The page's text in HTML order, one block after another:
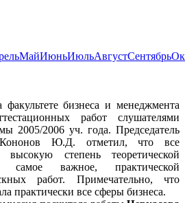
МайИюньИюльАвгустСентябрь
факультете бизнеса и менеджмента
работ слушателями
2005/2006 уч. года. Председатель
Кононов Ю.Д. отметил, что все
высокую степень теоретической
самое важное, практической
работ. Примечательно, что
практически все сферы бизнеса.